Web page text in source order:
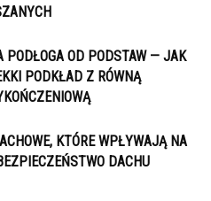
PODŁOGA OD PODSTAW — JAK
PODKŁAD Z RÓWNĄ
KTÓRE WPŁYWAJĄ NA
DACHU